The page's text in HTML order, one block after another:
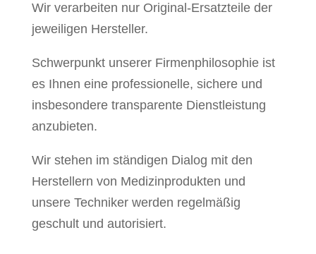
Wir verarbeiten nur Original-Ersatzteile der
jeweiligen Hersteller.
Schwerpunkt unserer Firmenphilosophie ist
es Ihnen eine professionelle, sichere und
insbesondere transparente Dienstleistung
anzubieten.
Wir stehen im ständigen Dialog mit den
Herstellern von Medizinprodukten und
unsere Techniker werden regelmäßig
geschult und autorisiert.